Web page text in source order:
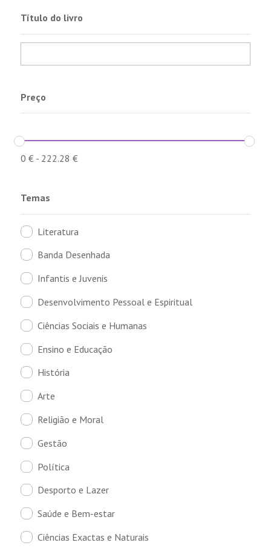
Título do livro
Preço
0 €- 222.28 €
Temas
Literatura
Banda Desenhada
Infantis e Juvenis
Desenvolvimento Pessoal e Espiritual
Ciências Sociais e Humanas
Ensino e Educação
História
Arte
Religião e Moral
Gestão
Política
Desporto e Lazer
Saúde e Bem-estar
Ciências Exactas e Naturais